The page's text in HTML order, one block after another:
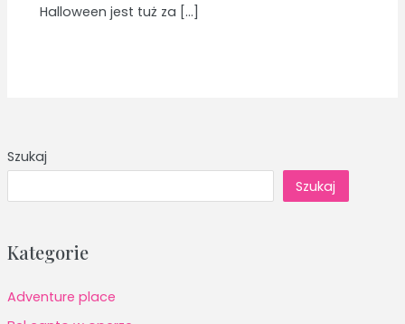
Szukaj
Szukaj
Kategorie
Adventure place
Halloween jest tuż za […]